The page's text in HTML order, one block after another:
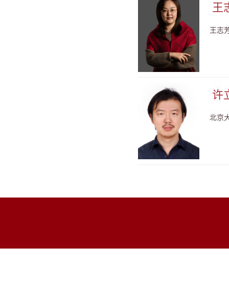
王
王志
许
北京